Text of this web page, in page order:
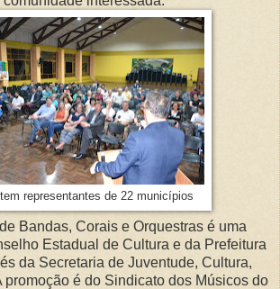
representantes de 22 municípios
Bandas, Corais e Orquestras é uma
Estadual de Cultura e da Prefeitura
da Secretaria de Juventude, Cultura,
promoção é do Sindicato dos Músicos do